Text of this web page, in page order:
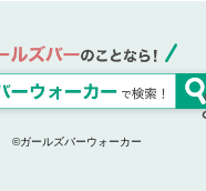
©ガールズバーウォーカー